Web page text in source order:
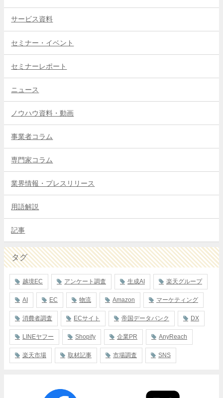
サービス資料
セミナー・イベント
セミナーレポート
ニュース
ノウハウ資料・動画
事業者コラム
専門家コラム
業界情報・プレスリリース
用語解説
記事
タグ
越境EC アンケート調査 生成AI 楽天グループ
AI EC 物流 Amazon マーケティング
消費者調査 ECサイト 帝国データバンク DX
LINEヤフー Shopify 企業PR AnyReach
楽天市場 取材記事 市場調査 SNS